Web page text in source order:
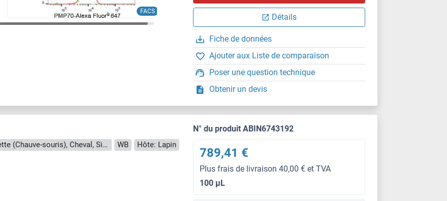
FACS
Détails
Fiche de données
Ajouter aux Liste de comparaison
Poser une question technique
Obtenir un devis
Reactivité: Humain, Souris, Rat, Roussette (Chauve-souris), Cheval, Singe, Boeuf (Vache), Chien, Cobaye, Poulet WB
Hôte: Lapin
N° du produit ABIN6743192
789,41 €
Plus frais de livraison 40,00 € et TVA
100 μL